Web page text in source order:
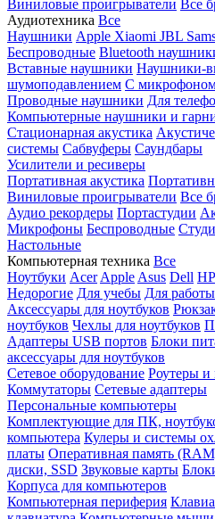
Виниловые проигрыватели Все
Аудиотехника Все
Наушники Apple Xiaomi JBL
Беспроводные Bluetooth
Вставные наушники Наушники-
шумоподавлением С
Проводные наушники Для
Компьютерные наушники и
Стационарная акустика
системы Сабвуферы Саундбары
Усилители и ресиверы
Портативная акустика
Виниловые проигрыватели Все
Аудио рекордеры Портастудии
Микрофоны Беспроводные
Настольные
Компьютерная техника Все
Ноутбуки Acer Apple Asus Dell HP
Недорогие Для учебы Для работы
Аксессуары для ноутбуков
ноутбуков Чехлы для ноутбуков
Адаптеры USB портов Блоки
аксессуары для ноутбуков
Сетевое оборудование Роутеры и
Коммутаторы Сетевые адаптеры
Персональные компьютеры
Комплектующие для ПК,
компьютера Кулеры и системы
платы Оперативная память
диски, SSD Звуковые карты
Корпуса для компьютеров
Компьютерная периферия